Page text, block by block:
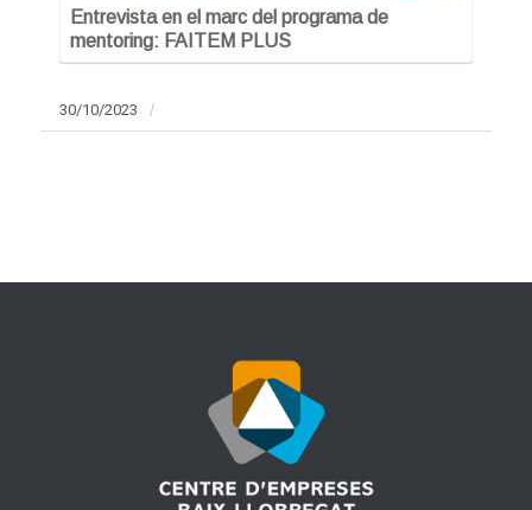
Entrevista en el marc del programa de
mentoring: FAITEM PLUS
30/10/2023 /